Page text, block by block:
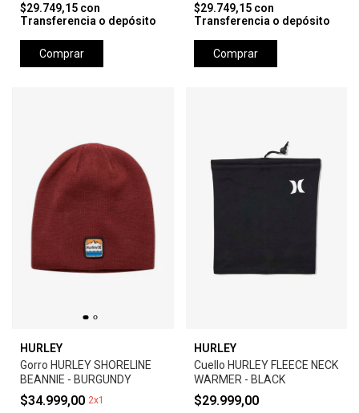
$29.749,15 con
Transferencia o depósito
Comprar
$29.749,15 con
Transferencia o depósito
Comprar
HURLEY
Gorro HURLEY SHORELINE
BEANNIE - BURGUNDY
$34.999,00 2x1
HURLEY
Cuello HURLEY FLEECE NECK
WARMER - BLACK
$29.999,00